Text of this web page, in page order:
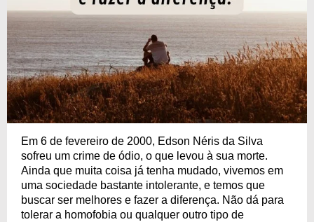
Em 6 de fevereiro de 2000, Edson Néris da Silva
sofreu um crime de ódio, o que levou à sua morte.
Ainda que muita coisa já tenha mudado, vivemos em
uma sociedade bastante intolerante, e temos que
buscar ser melhores e fazer a diferença. Não dá para
tolerar a homofobia ou qualquer outro tipo de